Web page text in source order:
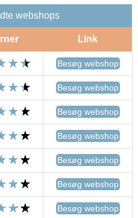
webshops
Link
Besøg webshop
Besøg webshop
Besøg webshop
Besøg webshop
Besøg webshop
Besøg webshop
Besøg webshop